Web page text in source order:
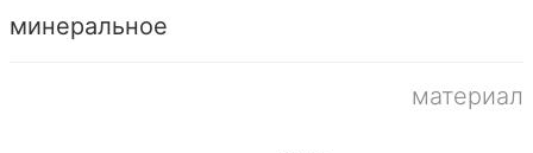
минеральное
материал